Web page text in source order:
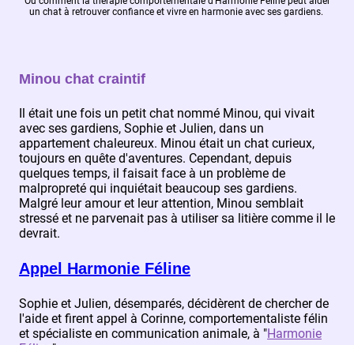
un chat à retrouver confiance et vivre en harmonie avec ses gardiens.
Minou chat craintif
Il était une fois un petit chat nommé Minou, qui vivait
avec ses gardiens, Sophie et Julien, dans un
appartement chaleureux. Minou était un chat curieux,
toujours en quête d'aventures. Cependant, depuis
quelques temps, il faisait face à un problème de
malpropreté qui inquiétait beaucoup ses gardiens.
Malgré leur amour et leur attention, Minou semblait
stressé et ne parvenait pas à utiliser sa litière comme il le
devrait.
Appel Harmonie Féline
Sophie et Julien, désemparés, décidèrent de chercher de
l'aide et firent appel à Corinne, comportementaliste félin
et spécialiste en communication animale, à "Harmonie